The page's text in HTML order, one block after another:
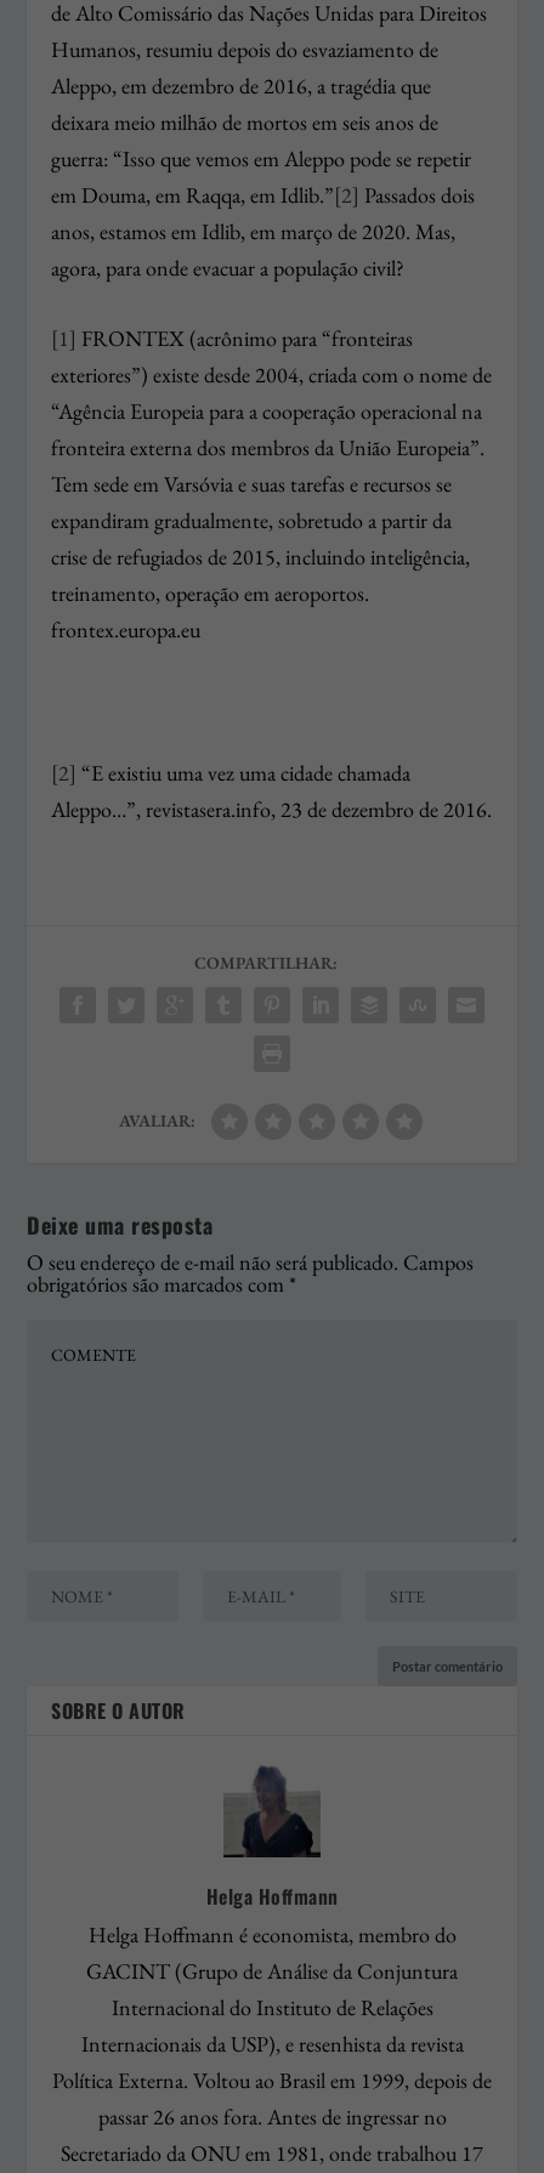
de Alto Comissário das Nações Unidas para Direitos
Humanos, resumiu depois do esvaziamento de
Aleppo, em dezembro de 2016, a tragédia que
deixara meio milhão de mortos em seis anos de
guerra: “Isso que vemos em Aleppo pode se repetir
em Douma, em Raqqa, em Idlib.”[2] Passados dois
anos, estamos em Idlib, em março de 2020. Mas,
agora, para onde evacuar a população civil?
[1] FRONTEX (acrônimo para “fronteiras
exteriores”) existe desde 2004, criada com o nome de
“Agência Europeia para a cooperação operacional na
fronteira externa dos membros da União Europeia”.
Tem sede em Varsóvia e suas tarefas e recursos se
expandiram gradualmente, sobretudo a partir da
crise de refugiados de 2015, incluindo inteligência,
treinamento, operação em aeroportos.
frontex.europa.eu
[2] “E existiu uma vez uma cidade chamada
Aleppo…”, revistasera.info, 23 de dezembro de 2016.
COMPARTILHAR:
AVALIAR:
Deixe uma resposta
O seu endereço de e-mail não será publicado. Campos
obrigatórios são marcados com *
SOBRE O AUTOR
Helga Hoffmann
Helga Hoffmann é economista, membro do
GACINT (Grupo de Análise da Conjuntura
Internacional do Instituto de Relações
Internacionais da USP), e resenhista da revista
Política Externa. Voltou ao Brasil em 1999, depois de
passar 26 anos fora. Antes de ingressar no
Secretariado da ONU em 1981, onde trabalhou 17